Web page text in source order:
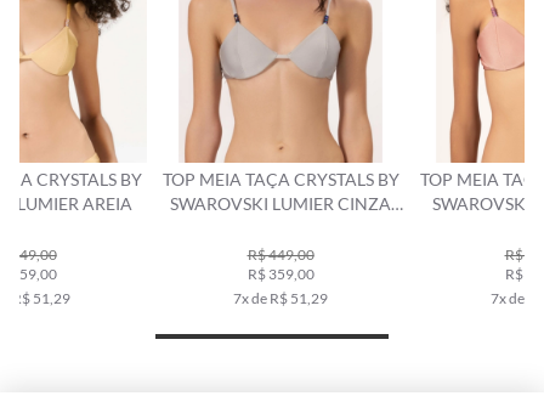
TOP MEIA TAÇA CRYSTALS BY
SWAROVSKI LUMIER CINZA
TOP MEIA TAÇA CRYSTALS BY
SWAROVSKI LUMIER ROSA